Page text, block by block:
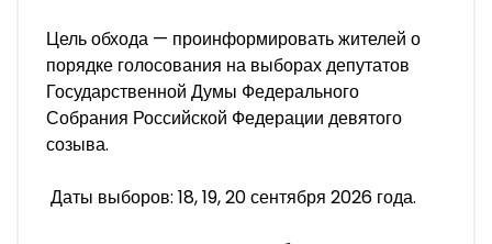
Цель обхода — проинформировать жителей о
порядке голосования на выборах депутатов
Государственной Думы Федерального
Собрания Российской Федерации девятого
созыва.
Даты выборов: 18, 19, 20 сентября 2026 года.